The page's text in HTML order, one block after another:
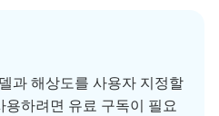
과 해상도를 사용자 지정할
용하려면 유료 구독이 필요